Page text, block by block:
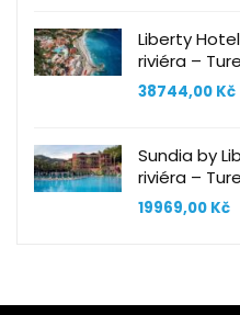
Liberty
riviéra –
38744,00 Kč
Sundia by
riviéra –
19969,00 Kč